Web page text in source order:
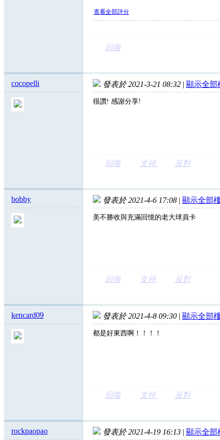
查看全部評分
回復
cocopelli 發表於 2021-3-21 08:32 | 顯示全部
很讚! 感謝分享!
回復 支持
反對
bobby 發表於 2021-4-6 17:08 | 顯示全部
美不勝收與充滿回憶的老大球員卡
回復 支持
反對
kencard09 發表於 2021-4-8 09:30 | 顯示全部
都是好東西啊！！！！
回復 支持
反對
rockpaopao 發表於 2021-4-19 16:13 | 顯示全部